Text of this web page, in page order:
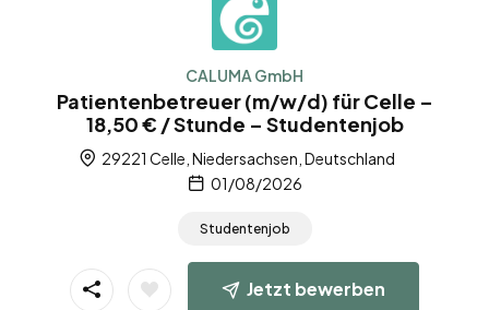
CALUMA GmbH
Patientenbetreuer (m/w/d) für Celle –
18,50 € / Stunde – Studentenjob
29221 Celle, Niedersachsen, Deutschland
01/08/2026
Studentenjob
Jetzt bewerben